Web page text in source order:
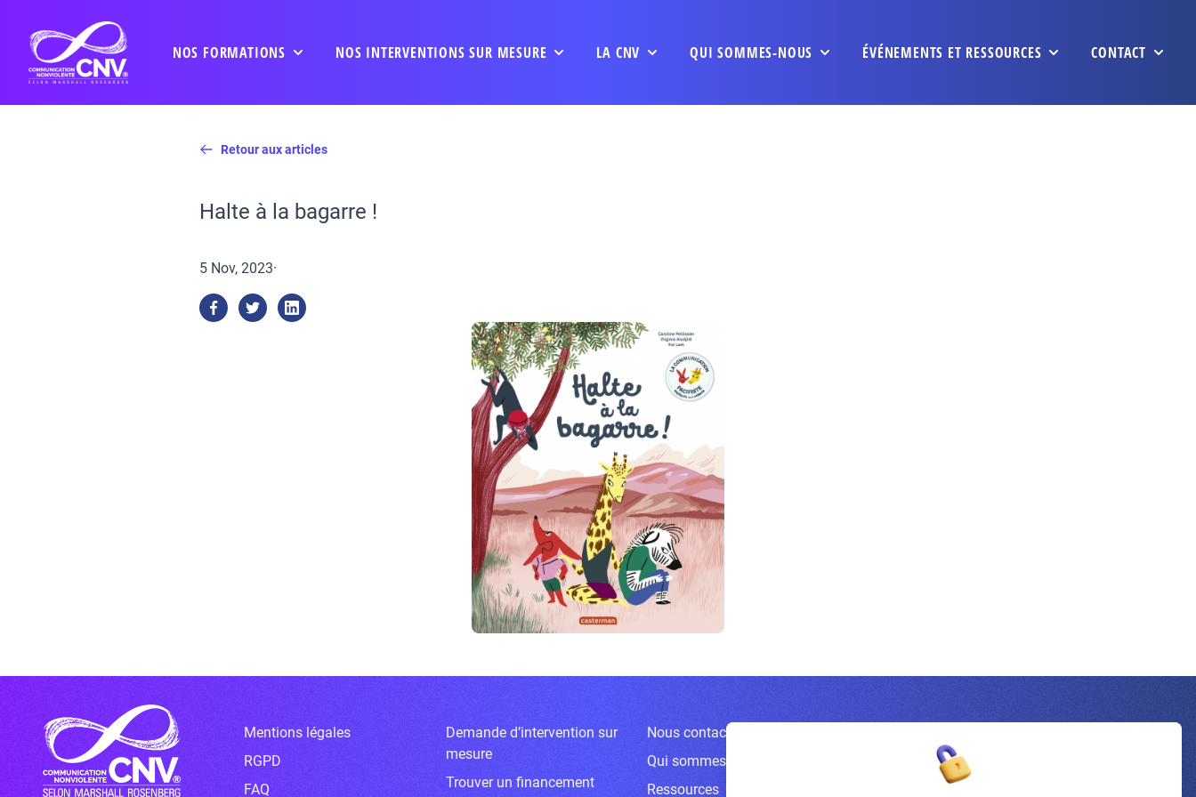
NOS FORMATIONS NOS INTERVENTIONS SUR MESURE LA CNV QUI SOMMES-NOUS ÉVÉNEMENTS ET RESSOURCES CONTACT
Retour aux articles
Halte à la bagarre !
5 Nov, 2023·
Mentions légales
RGPD
FAQ
Demande d’intervention sur
mesure
Trouver un financement
Nous contacter
Qui sommes-nous ?
Ressources